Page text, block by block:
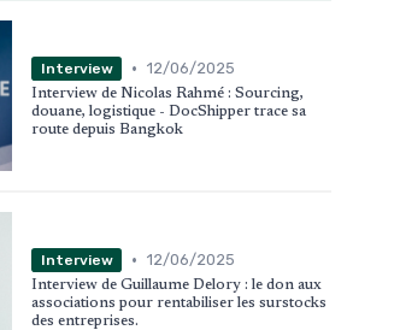
Interview • 12/06/2025
Interview de Nicolas Rahmé : Sourcing,
douane, logistique - DocShipper trace sa
route depuis Bangkok
Interview • 12/06/2025
Interview de Guillaume Delory : le don aux
associations pour rentabiliser les surstocks
des entreprises.